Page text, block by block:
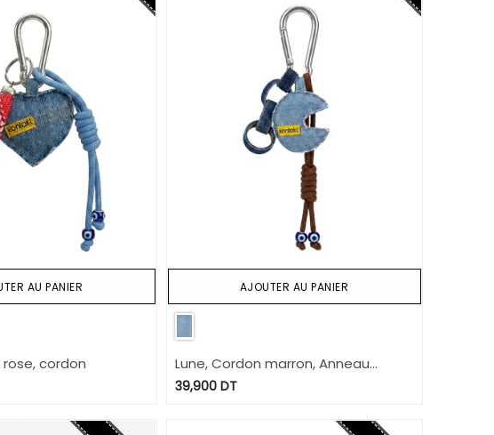
cordon
AU PANIER
Lune, Cordon marron, Anneau
passant
39,900DT
AJOUTER AU PANIER